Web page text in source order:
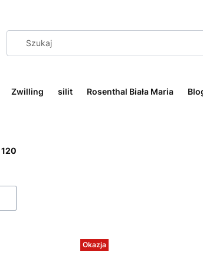
Zwilling silit Rosenthal Biała Maria
120
Okazja